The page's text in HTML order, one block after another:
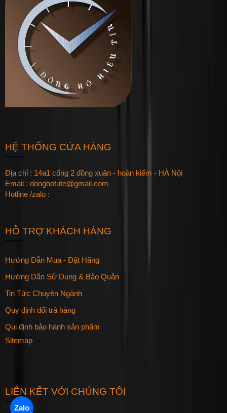
HỆ THỐNG CỬA HÀNG
Địa chỉ : 14a1 cổng 2 đồng xuân - hoàn kiếm - HÀ Nội
Email : donghotute@gmail.com
Hotline /zalo :
HỖ TRỢ KHÁCH HÀNG
Hướng Dẫn Mua - Đặt Hãng
Hướng Dẫn Sử Dụng & Bảo Quản
Tin Tức Chuyên Ngành
Quy định đổi trả hàng
Qui định bảo hành sản phẩm
Sitemap
LIÊN KẾT VỚI CHÚNG TÔI
Zalo